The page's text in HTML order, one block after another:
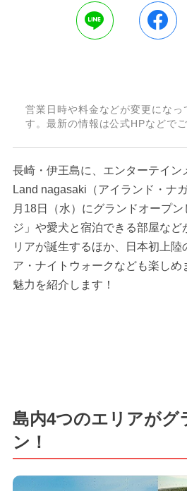
営業日時や料金などが変更になっ
す。最新の情報は公式HPなどで
長崎・伊王島に、エンターテイン
Land nagasaki（アイランド・ナ
月18日（水）にグランドオープ
ジ」や愛犬と宿泊できる部屋など
リアが誕生するほか、日本初上陸
ア・ナイトウォークなども楽しめ
魅力を紹介します！
島内4つのエリアがグ
ン！